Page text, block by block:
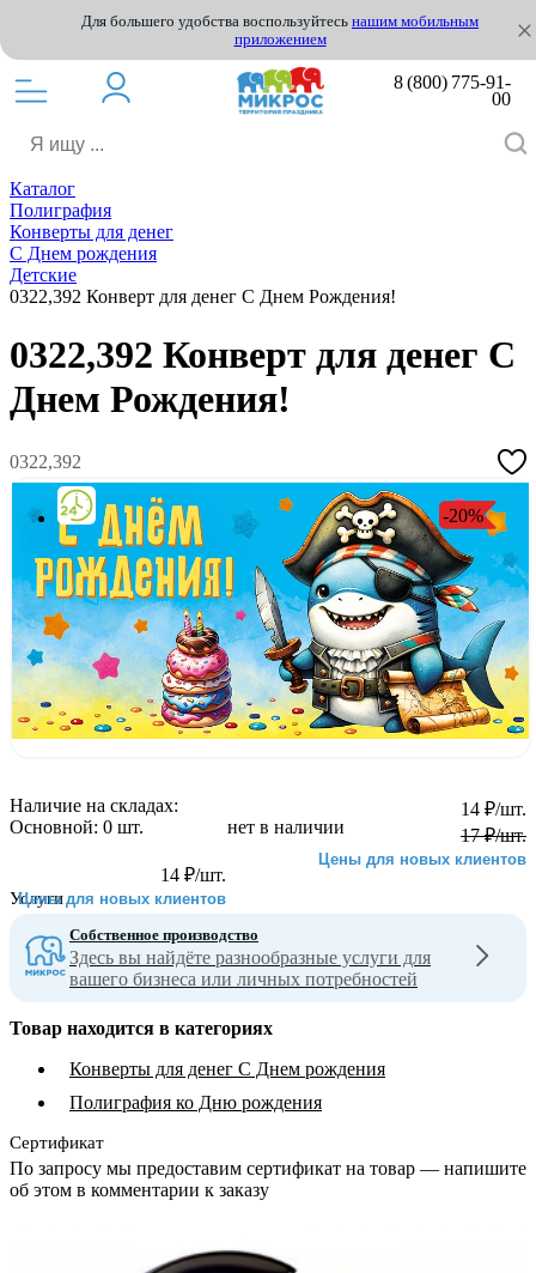
Для большего удобства воспользуйтесь нашим мобильным
приложением
8 (800) 775-91-
00
Каталог
Полиграфия
Конверты для денег
С Днем рождения
Детские
0322,392 Конверт для денег С Днем Рождения!
0322,392 Конверт для денег С
Днем Рождения!
0322,392
-20%
14 ₽/шт.
17₽/шт.
Цены для новых клиентов
нет в наличии
14 ₽/шт.
Цены для новых клиентов
Наличие на складах:
Основной: 0 шт.
Услуги
Собственное производство
Здесь вы найдёте разнообразные услуги для
вашего бизнеса или личных потребностей
Товар находится в категориях
Конверты для денег С Днем рождения
Полиграфия ко Дню рождения
Сертификат
По запросу мы предоставим сертификат на товар — напишите
об этом в комментарии к заказу